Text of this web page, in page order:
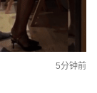
5分钟前